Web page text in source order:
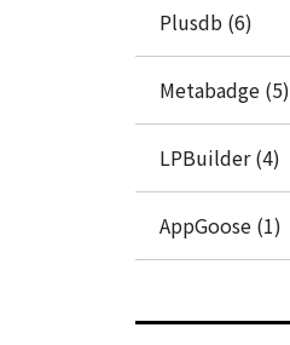
Plusdb (6)
Metabadge (5)
LPBuilder (4)
AppGoose (1)